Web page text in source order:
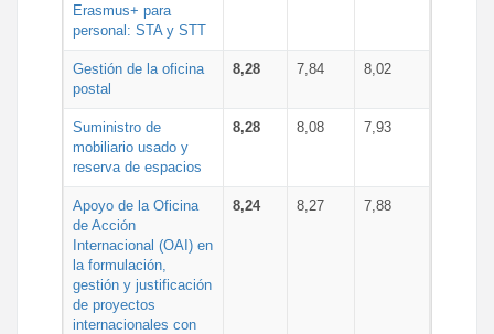
Erasmus+ para
personal: STA y STT
Gestión de la oficina
postal
8,28 7,84 8,02
Suministro de
mobiliario usado y
reserva de espacios
8,28 8,08 7,93
Apoyo de la Oficina
de Acción
Internacional (OAI) en
la formulación,
gestión y justificación
de proyectos
internacionales con
8,24 8,27 7,88